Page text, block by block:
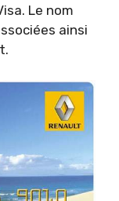
Le nom
ainsi